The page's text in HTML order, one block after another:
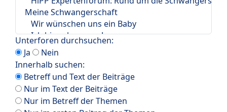
Unterforen durchsuchen:
Ja
Nein
Innerhalb suchen:
Betreff und Text der Beiträge
Nur im Text der Beiträge
Nur im Betreff der Themen